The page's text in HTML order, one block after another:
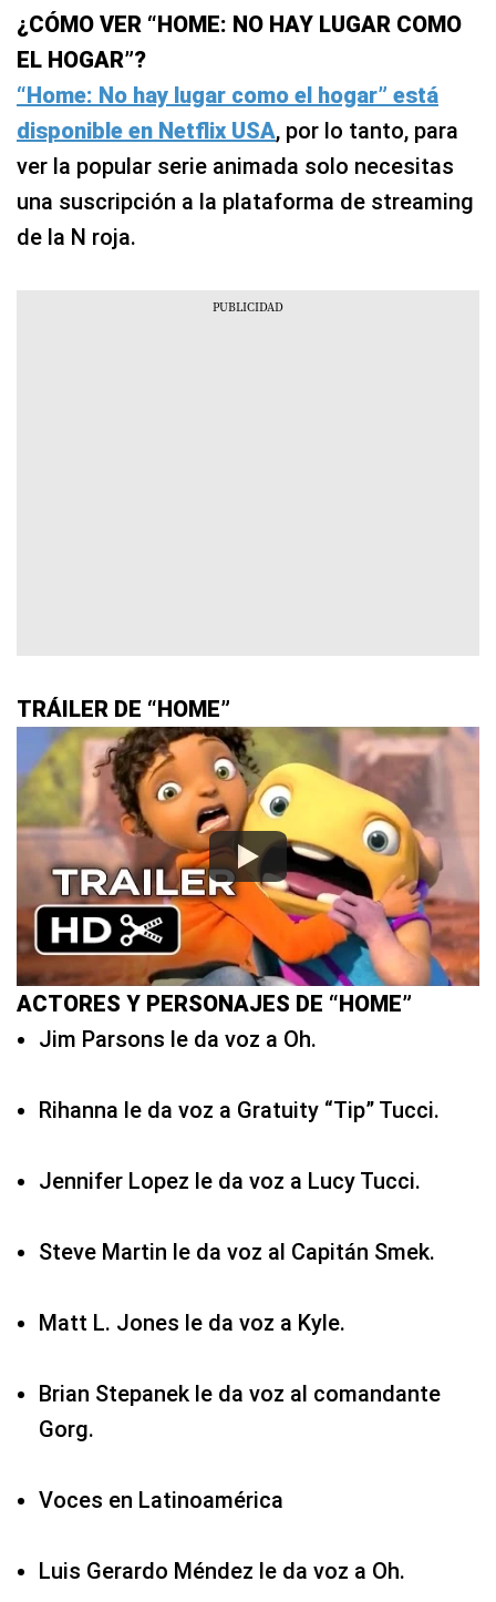
¿CÓMO VER “HOME: NO HAY LUGAR COMO
EL HOGAR”?
“Home: No hay lugar como el hogar” está
disponible en Netflix USA, por lo tanto, para
ver la popular serie animada solo necesitas
una suscripción a la plataforma de streaming
de la N roja.
TRÁILER DE “HOME”
ACTORES Y PERSONAJES DE “HOME”
Jim Parsons le da voz a Oh.
Rihanna le da voz a Gratuity “Tip” Tucci.
Jennifer Lopez le da voz a Lucy Tucci.
Steve Martin le da voz al Capitán Smek.
Matt L. Jones le da voz a Kyle.
Brian Stepanek le da voz al comandante
Gorg.
Voces en Latinoamérica
Luis Gerardo Méndez le da voz a Oh.